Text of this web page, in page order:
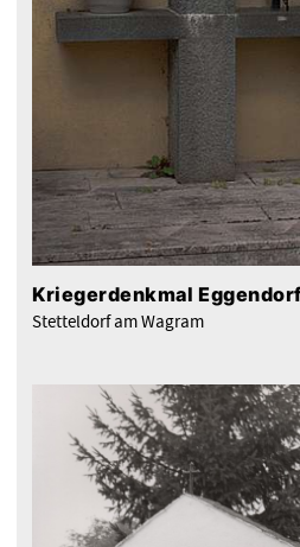
Kriegerdenkmal
Stetteldorf am Wagram